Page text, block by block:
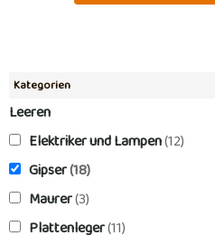
Kategorien
Leeren
Elektriker und Lampen(12)
Gipser(18)
Maurer(3)
Plattenleger(11)